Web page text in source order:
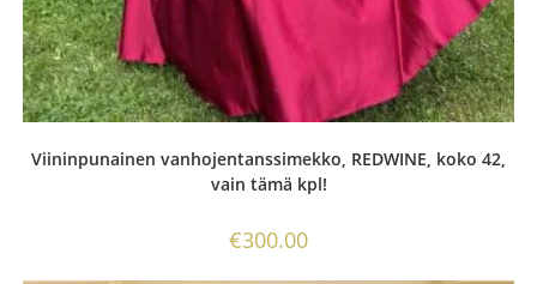
Viininpunainen vanhojentanssimekko, REDWINE, koko 42,
vain tämä kpl!
€300.00